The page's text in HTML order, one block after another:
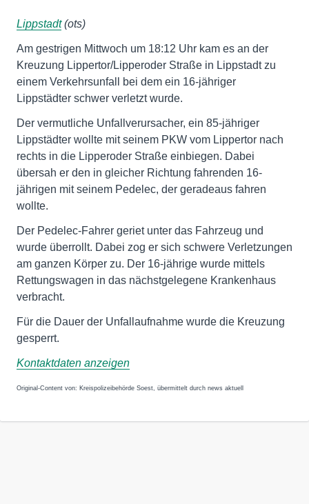
Lippstadt(ots)
Am gestrigen Mittwoch um 18:12 Uhr kam es an der
Kreuzung Lippertor/Lipperoder Straße in Lippstadt zu
einem Verkehrsunfall bei dem ein 16-jähriger
Lippstädter schwer verletzt wurde.
Der vermutliche Unfallverursacher, ein 85-jähriger
Lippstädter wollte mit seinem PKW vom Lippertor nach
rechts in die Lipperoder Straße einbiegen. Dabei
übersah er den in gleicher Richtung fahrenden 16-
jährigen mit seinem Pedelec, der geradeaus fahren
wollte.
Der Pedelec-Fahrer geriet unter das Fahrzeug und
wurde überrollt. Dabei zog er sich schwere Verletzungen
am ganzen Körper zu. Der 16-jährige wurde mittels
Rettungswagen in das nächstgelegene Krankenhaus
verbracht.
Für die Dauer der Unfallaufnahme wurde die Kreuzung
gesperrt.
Kontaktdaten anzeigen
Original-Content von: Kreispolizeibehörde Soest, übermittelt durch news aktuell